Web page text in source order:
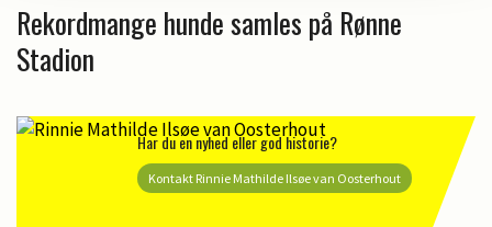
Rekordmange hunde samles på Rønne
Stadion
Har du en nyhed eller god historie?
Kontakt Rinnie Mathilde Ilsøe van Oosterhout